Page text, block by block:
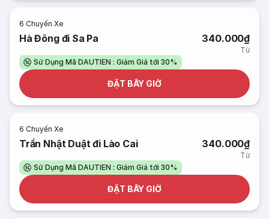
6 Chuyến Xe
Hà Đông đi Sa Pa 340.000₫
Từ
Sử Dụng Mã DAUTIEN : Giảm Giá tới 30%
ĐẶT BÂY GIỜ
6 Chuyến Xe
Trần Nhật Duật đi Lào Cai 340.000₫
Từ
Sử Dụng Mã DAUTIEN : Giảm Giá tới 30%
ĐẶT BÂY GIỜ